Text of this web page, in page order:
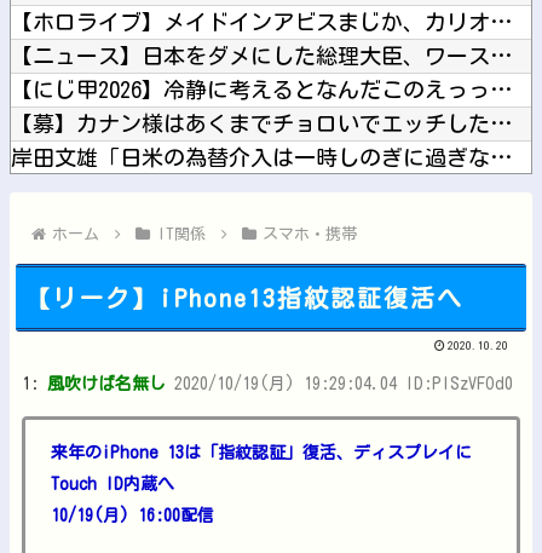
【ホロライブ】メイドインアビスまじか、カリオペすげえな他
【ニュース】日本をダメにした総理大臣、ワースト１位が同点でこ...
【にじ甲2026】冷静に考えるとなんだこのえっっっな格好は…...
【募】カナン様はあくまでチョロいでエッチしたいキャラ【画像】...
岸田文雄「日米の為替介入は一時しのぎに過ぎない。私なら円を強...
Powered by livedoor 相互RSS
ホーム IT関係 スマホ・携帯
【リーク】iPhone13指紋認証復活へ
2020.10.20
1: 風吹けば名無し 2020/10/19(月) 19:29:04.04 ID:PlSzVFOd0
来年のiPhone 13は「指紋認証」復活、ディスプレイに
Touch ID内蔵へ
10/19(月) 16:00配信